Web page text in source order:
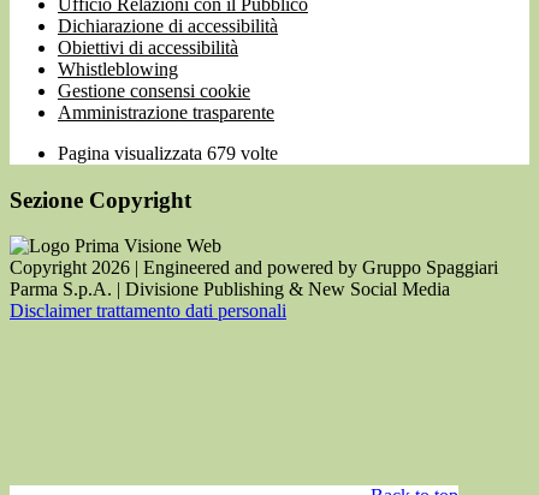
Ufficio Relazioni con il Pubblico
Dichiarazione di accessibilità
Obiettivi di accessibilità
Whistleblowing
Gestione consensi cookie
Amministrazione trasparente
Pagina visualizzata 679 volte
Sezione Copyright
Copyright 2026 | Engineered and powered by Gruppo Spaggiari
Parma S.p.A. | Divisione Publishing & New Social Media
Disclaimer trattamento dati personali